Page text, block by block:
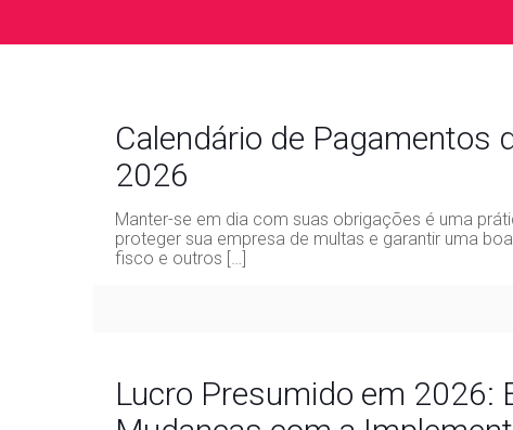
Calendário de Pagamentos
2026
Manter-se em dia com suas obrigações é uma
proteger sua empresa de multas e garantir uma
fisco e outros […]
Lucro Presumido em 2026: